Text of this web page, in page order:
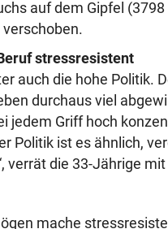
auf dem Gipfel
stressresistent
auch die hohe Politik.
durchaus viel
jedem Griff hoch
Politik ist es ähnlich,
verrät die 33-Jährige
mache